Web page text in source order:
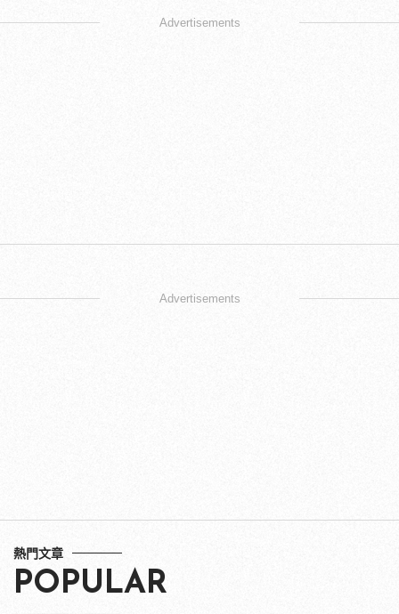
Advertisements
Advertisements
熱門文章
POPULAR